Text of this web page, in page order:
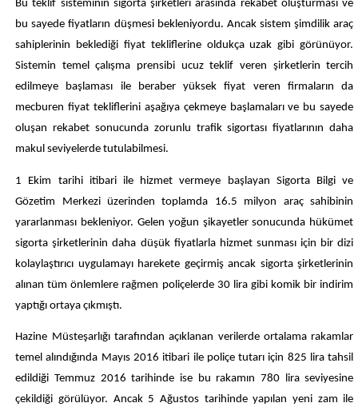
Bu teklif sisteminin sigorta şirketleri arasında rekabet oluşturması ve
bu sayede fiyatların düşmesi bekleniyordu. Ancak sistem şimdilik araç
sahiplerinin beklediği fiyat tekliflerine oldukça uzak gibi görünüyor.
Sistemin temel çalışma prensibi ucuz teklif veren şirketlerin tercih
edilmeye başlaması ile beraber yüksek fiyat veren firmaların da
mecburen fiyat tekliflerini aşağıya çekmeye başlamaları ve bu sayede
oluşan rekabet sonucunda zorunlu trafik sigortası fiyatlarının daha
makul seviyelerde tutulabilmesi.
1 Ekim tarihi itibari ile hizmet vermeye başlayan Sigorta Bilgi ve
Gözetim Merkezi üzerinden toplamda 16.5 milyon araç sahibinin
yararlanması bekleniyor. Gelen yoğun şikayetler sonucunda hükümet
sigorta şirketlerinin daha düşük fiyatlarla hizmet sunması için bir dizi
kolaylaştırıcı uygulamayı harekete geçirmiş ancak sigorta şirketlerinin
alınan tüm önlemlere rağmen poliçelerde 30 lira gibi komik bir indirim
yaptığı ortaya çıkmıştı.
Hazine Müsteşarlığı tarafından açıklanan verilerde ortalama rakamlar
temel alındığında Mayıs 2016 itibari ile poliçe tutarı için 825 lira tahsil
edildiği Temmuz 2016 tarihinde ise bu rakamın 780 lira seviyesine
çekildiği görülüyor. Ancak 5 Ağustos tarihinde yapılan yeni zam ile